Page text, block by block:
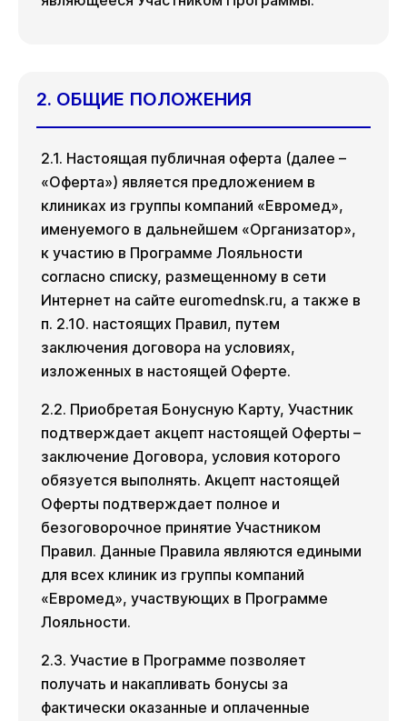
2. ОБЩИЕ ПОЛОЖЕНИЯ
2.1. Настоящая публичная оферта (далее –
«Оферта») является предложением в
клиниках из группы компаний «Евромед»,
именуемого в дальнейшем «Организатор»,
к участию в Программе Лояльности
согласно списку, размещенному в сети
Интернет на сайте euromednsk.ru, а также в
п. 2.10. настоящих Правил, путем
заключения договора на условиях,
изложенных в настоящей Оферте.
2.2. Приобретая Бонусную Карту, Участник
подтверждает акцепт настоящей Оферты –
заключение Договора, условия которого
обязуется выполнять. Акцепт настоящей
Оферты подтверждает полное и
безоговорочное принятие Участником
Правил. Данные Правила являются едиными
для всех клиник из группы компаний
«Евромед», участвующих в Программе
Лояльности.
2.3. Участие в Программе позволяет
получать и накапливать бонусы за
фактически оказанные и оплаченные